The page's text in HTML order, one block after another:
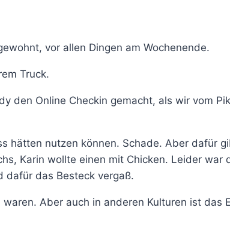
vor allen Dingen am Wochenende.
Truck.
den Online Checkin gemacht, als wir vom
hätten nutzen können. Schade. Aber dafür
Karin wollte einen mit Chicken. Leider war
dafür das Besteck vergaß.
Aber auch in anderen Kulturen ist das